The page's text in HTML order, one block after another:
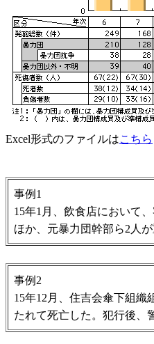
Excel形式のファイルはこちら
事例1
15年1月、飲食店において
ほか、元暴力団幹部ら2人
事例2
15年12月、住吉会傘下組
たれて死亡した。犯行後、